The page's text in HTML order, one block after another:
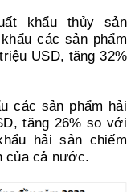
khẩu thủy sản
các sản phẩm
USD, tăng 32%
các sản phẩm hải
tăng 26% so với
hải sản chiếm
của cả nước.